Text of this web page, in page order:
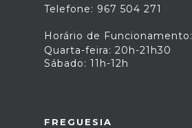
Telefone: 967 504 271
Horário de Funcionamento:
Quarta-feira: 20h-21h30
Sábado: 11h-12h
FREGUESIA